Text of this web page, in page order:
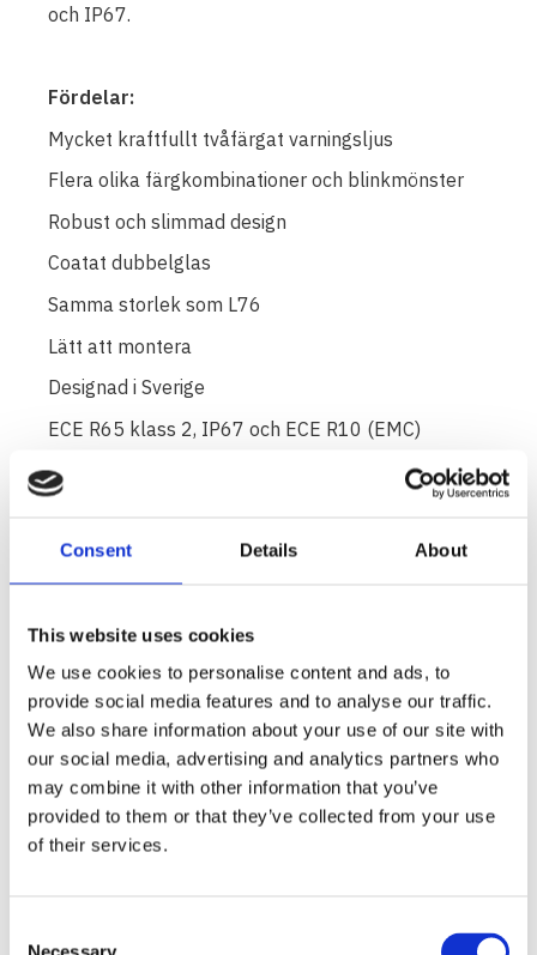
Consent Details About
This website uses cookies
We use cookies to personalise content and ads, to
provide social media features and to analyse our traffic.
We also share information about your use of our site with
our social media, advertising and analytics partners who
may combine it with other information that you’ve
provided to them or that they’ve collected from your use
of their services.
och IP67.
Fördelar:
Mycket kraftfullt tvåfärgat varningsljus
Flera olika färgkombinationer och blinkmönster
Robust och slimmad design
Coatat dubbelglas
Samma storlek som L76
Lätt att montera
Designad i Sverige
ECE R65 klass 2, IP67 och ECE R10 (EMC)
Tenknisk data:
Lins: Polykarbonat (dubbla linser)
Hus: Formgjuten aluminium, svart pulverlackering
Färg lysdiod: Gul/Gul
Färg lins: Klar
Lysdioder: 8+8 LED
Kabel: 2 m
Montering: Utanpåliggande
(eller 18W per 8LED) 0,65A topp @ 27,6V per